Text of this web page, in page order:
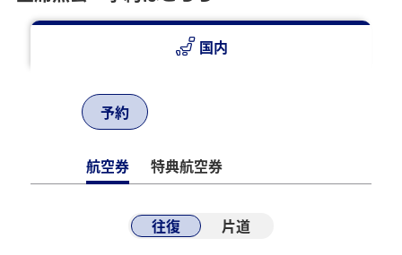
国内
予約
航空券 特典航空券
往復 片道